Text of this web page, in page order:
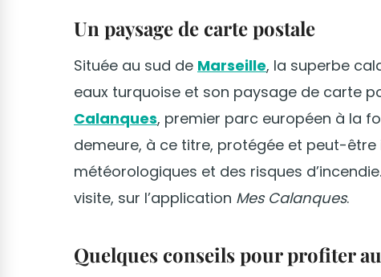
Un paysage de carte postale
Située au sud de Marseille, la superbe
eaux turquoise et son paysage de carte
Calanques, premier parc européen à la
demeure, à ce titre, protégée et peut-
météorologiques et des risques
visite, sur l’application Mes Calanques.
Quelques conseils pour profiter